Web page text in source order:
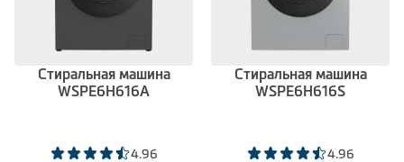
Стиральная машина
WSPE6H616A
4.96
Стиральная машина
WSPE6H616S
4.96